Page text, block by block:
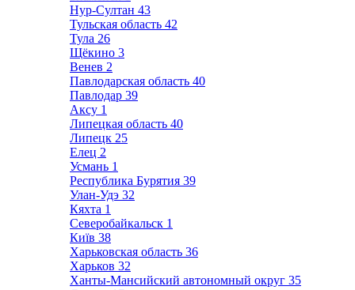
Нур-Султан 43
Тульская область 42
Тула 26
Щёкино 3
Венев 2
Павлодарская область 40
Павлодар 39
Аксу 1
Липецкая область 40
Липецк 25
Елец 2
Усмань 1
Республика Бурятия 39
Улан-Удэ 32
Кяхта 1
Северобайкальск 1
Київ 38
Харьковская область 36
Харьков 32
Ханты-Мансийский автономный округ 35